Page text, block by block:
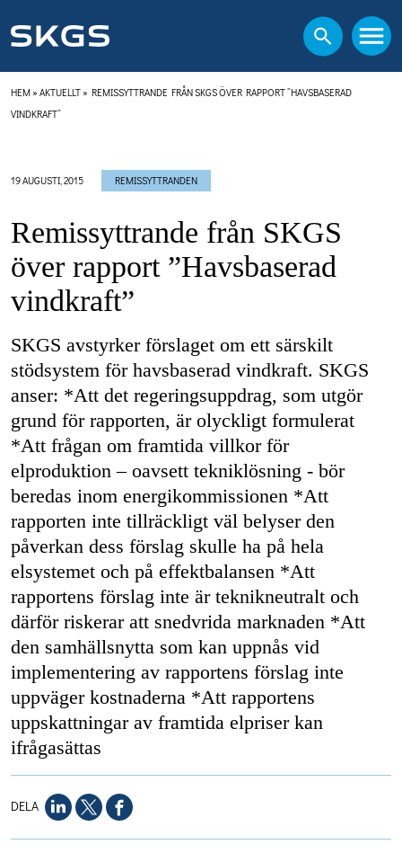
HEM» AKTUELLT» REMISSYTTRANDE FRÅN SKGS ÖVER RAPPORT ”HAVSBASERAD
VINDKRAFT”
19 AUGUSTI, 2015 REMISSYTTRANDEN
Remissyttrande från SKGS
över rapport ”Havsbaserad
vindkraft”
SKGS avstyrker förslaget om ett särskilt
stödsystem för havsbaserad vindkraft. SKGS
anser: *Att det regeringsuppdrag, som utgör
grund för rapporten, är olyckligt formulerat
*Att frågan om framtida villkor för
elproduktion – oavsett tekniklösning - bör
beredas inom energikommissionen *Att
rapporten inte tillräckligt väl belyser den
påverkan dess förslag skulle ha på hela
elsystemet och på effektbalansen *Att
rapportens förslag inte är teknikneutralt och
därför riskerar att snedvrida marknaden *Att
den samhällsnytta som kan uppnås vid
implementering av rapportens förslag inte
uppväger kostnaderna *Att rapportens
uppskattningar av framtida elpriser kan
ifrågasättas
DELA